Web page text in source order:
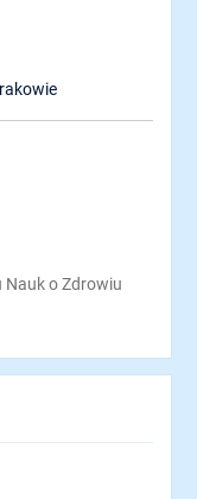
Nauk o Zdrowiu